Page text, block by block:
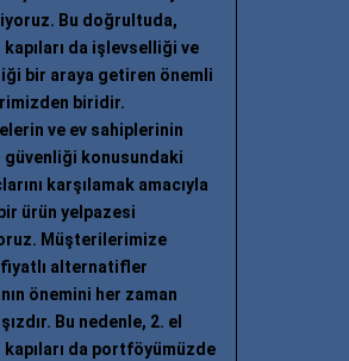
Bu doğrultuda,
kapıları da işlevselliği ve
bir araya getiren önemli
biridir.
ve ev sahiplerinin
güvenliği konusundaki
karşılamak amacıyla
ürün yelpazesi
Müşterilerimize
fiyatlı alternatifler
önemini her zaman
Bu nedenle, 2. el
kapıları da portföyümüzde